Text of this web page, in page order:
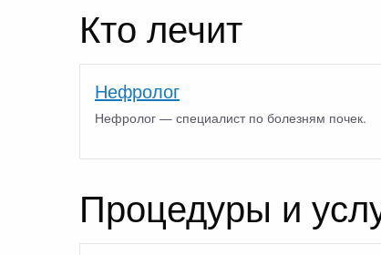
Кто лечит
Нефролог
Нефролог — специалист по болезням почек.
Процедуры и